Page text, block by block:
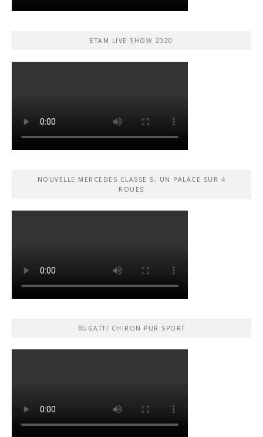
ETAM LIVE SHOW 2020
NOUVELLE MERCEDES CLASSE S, UN PALACE SUR 4
ROUES
BUGATTI CHIRON PUR SPORT